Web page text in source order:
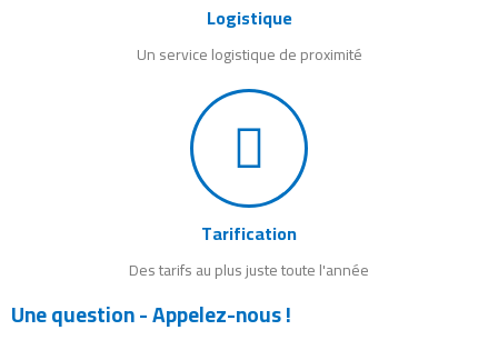
Logistique
Un service logistique de proximité
Tarification
Des tarifs au plus juste toute l'année
Une question - Appelez-nous !